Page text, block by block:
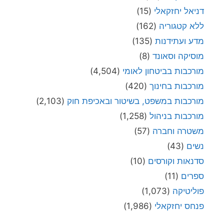
דניאל יחזקאלי (15)
ללא קטגוריה (162)
מדע ועתידנות (135)
מוסיקה וסאונד (8)
מורכבות בביטחון לאומי (4,504)
מורכבות בחינוך (420)
מורכבות במשפט, בשיטור ובאכיפת חוק (2,103)
מורכבות בניהול (1,258)
משטרה וחברה (57)
נשים (43)
סדנאות וקורסים (10)
ספרים (11)
פוליטיקה (1,073)
פנחס יחזקאלי (1,986)